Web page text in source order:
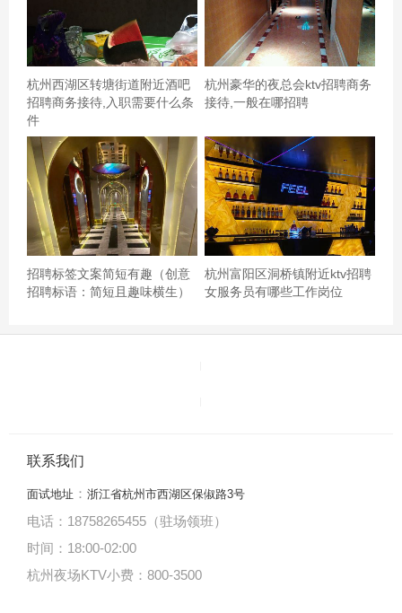
杭州西湖区转塘街道附近酒吧
招聘商务接待,入职需要什么条
件
杭州豪华的夜总会ktv招聘商务
接待,一般在哪招聘
招聘标签文案简短有趣（创意
招聘标语：简短且趣味横生）
杭州富阳区洞桥镇附近ktv招聘
女服务员有哪些工作岗位
联系我们
面试地址 ： 浙江省杭州市西湖区保俶路3号
电话：18758265455（驻场领班）
时间：18:00-02:00
杭州夜场KTV小费：800-3500